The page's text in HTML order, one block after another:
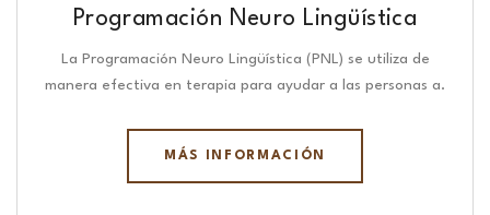
Programación Neuro Lingüística​
La Programación Neuro Lingüística (PNL) se utiliza de
manera efectiva en terapia para ayudar a las personas a.
MÁS INFORMACIÓN